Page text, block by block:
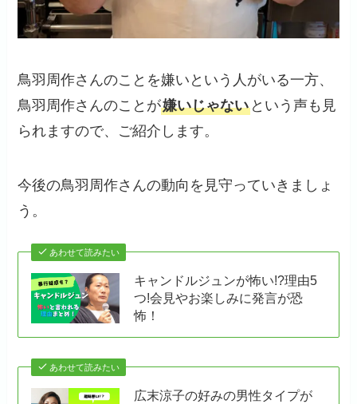
鳥羽周作さんのことを嫌いという人がいる一方、
鳥羽周作さんのことが嫌いじゃない という声も見
られますので、ご紹介します。
今後の鳥羽周作さんの動向を見守っていきましょ
う。
あわせて読みたい
キャンドルジュンが怖い!?理由5
つ!会見やお楽しみに発言が恐
怖！
あわせて読みたい
広末涼子の好みの男性タイプが